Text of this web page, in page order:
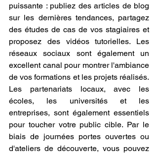
puissante : publiez des articles de blog
sur les dernières tendances, partagez
des études de cas de vos stagiaires et
proposez des vidéos tutorielles. Les
réseaux sociaux sont également un
excellent canal pour montrer l'ambiance
de vos formations et les projets réalisés.
Les partenariats locaux, avec les
écoles, les universités et les
entreprises, sont également essentiels
pour toucher votre public cible. Par le
biais de journées portes ouvertes ou
d'ateliers de découverte, vous pouvez